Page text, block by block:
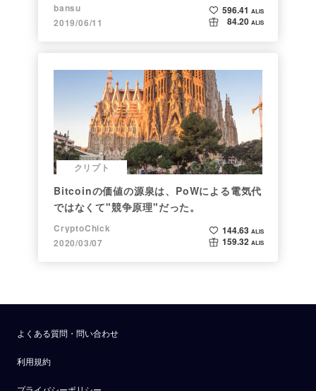
bansu
2019/06/11
596.41 ALIS
84.20 ALIS
クリプト
Bitcoinの価値の源泉は、PoWによる電気代
ではなくて"競争原理"だった。
CryptoChick
2020/03/07
144.63 ALIS
159.32 ALIS
よくある質問・問い合わせ
利用規約